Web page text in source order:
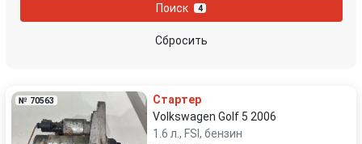
SEAT Skoda
Поиск 4
Сбросить
№ 70563
Стартер
Volkswagen Golf 5 2006
1.6 л., FSI, бензин